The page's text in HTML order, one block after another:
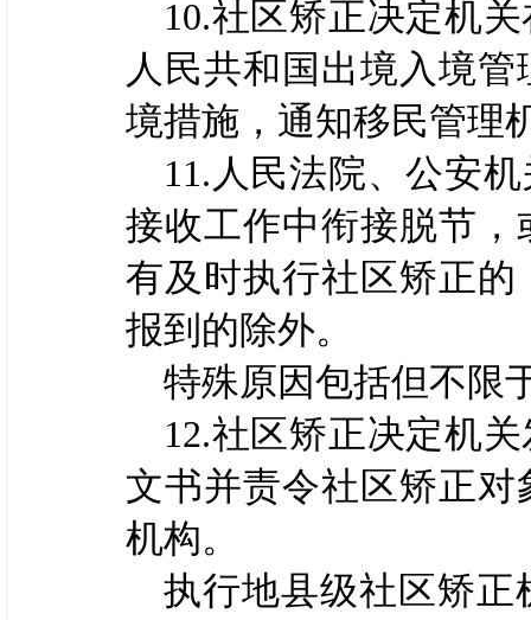
10.社区矫正决定机
人民共和国出境入境
境措施，通知移民管理
11.人民法院、公安
接收工作中衔接脱节
有及时执行社区矫正
报到的除外。
特殊原因包括但不限
12.社区矫正决定机
文书并责令社区矫正
机构。
执行地县级社区矫